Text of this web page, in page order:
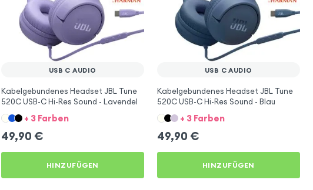
USB C AUDIO
Kabelgebundenes Headset JBL Tune
520C USB-C Hi-Res Sound - Lavendel
+ 3 Farben
49,90 €
HINZUFÜGEN
USB C AUDIO
Kabelgebundenes Headset JBL Tune
520C USB-C Hi-Res Sound - Blau
+ 3 Farben
49,90 €
HINZUFÜGEN